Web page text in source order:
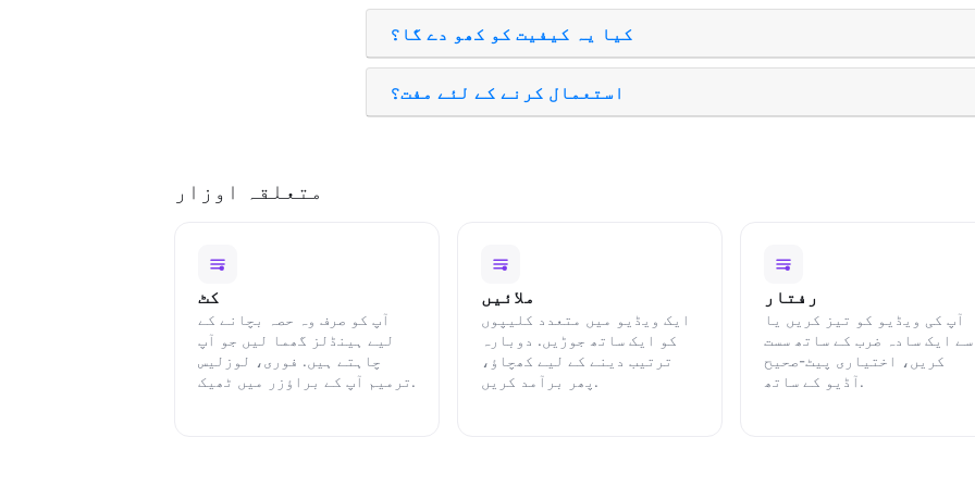
کیا یہ کیفیت کو کھو دے گا؟
استعمال کرنے کے لئے مفت؟
متعلقہ اوزار
کٹ
آپ کو صرف وہ حصہ بچانے کے
لیے ہینڈلز گھما لیں جو آپ
چاہتے ہیں. فوری، لوزلیس
ترمیم آپ کے براؤزر میں ٹھیک.
ملائیں
ایک ویڈیو میں متعدد کلیپوں
کو ایک ساتھ جوڑیں. دوبارہ
ترتیب دینے کے لیے کھچاؤ،
پھر برآمد کریں.
رفتار
آپ کی ویڈیو کو تیز کریں یا
ایک سادہ ضرب کے ساتھ سست
کریں، اختیاری پیٹ-صحیح
آڈیو کے ساتھ.